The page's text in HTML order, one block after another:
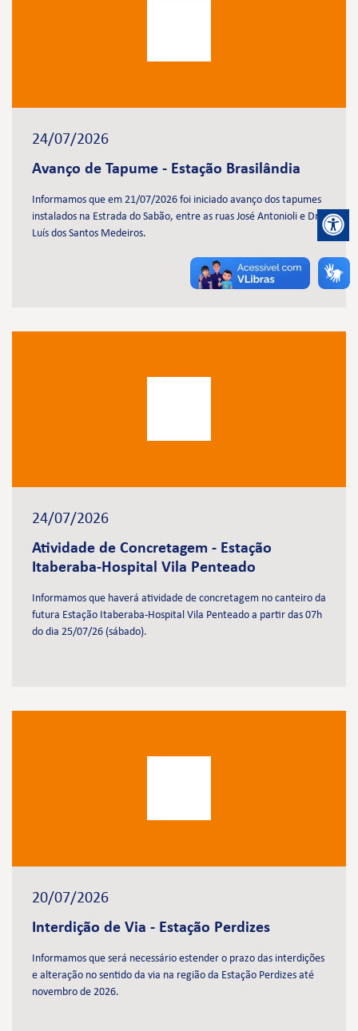
24/07/2026
Avanço de Tapume - Estação Brasilândia
Informamos que em 21/07/2026 foi iniciado avanço dos tapumes
instalados na Estrada do Sabão, entre as ruas José Antonioli e Dr.
Luís dos Santos Medeiros.
24/07/2026
Atividade de Concretagem - Estação
Itaberaba-Hospital Vila Penteado
Informamos que haverá atividade de concretagem no canteiro da
futura Estação Itaberaba-Hospital Vila Penteado a partir das 07h
do dia 25/07/26 (sábado).
20/07/2026
Interdição de Via - Estação Perdizes
Informamos que será necessário estender o prazo das interdições
e alteração no sentido da via na região da Estação Perdizes até
novembro de 2026.